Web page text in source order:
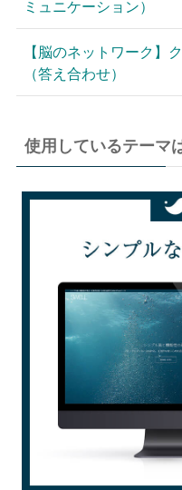
ミュニケーション）
【脳のネットワーク】
（答え合わせ）
使用しているテーマ